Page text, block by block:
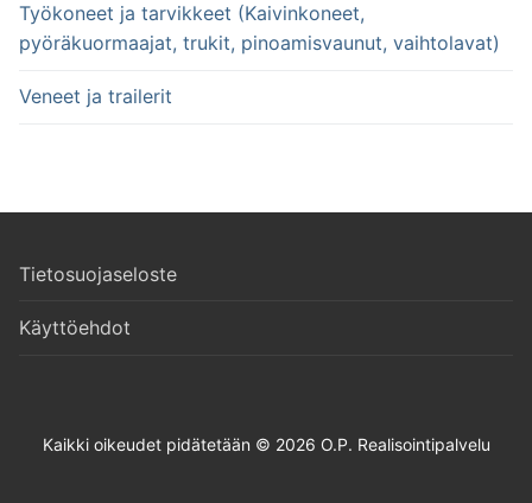
Työkoneet ja tarvikkeet (Kaivinkoneet,
pyöräkuormaajat, trukit, pinoamisvaunut, vaihtolavat)
Veneet ja trailerit
Tietosuojaseloste
Käyttöehdot
Kaikki oikeudet pidätetään © 2026 O.P. Realisointipalvelu